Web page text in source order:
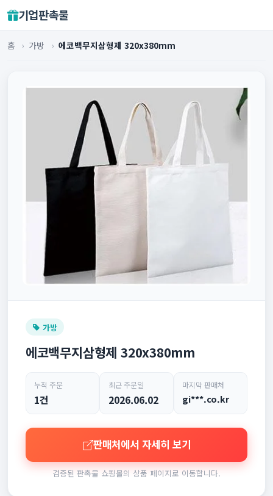
기업판촉물
홈 › 가방 › 에코백무지삼형제 320x380mm
가방
에코백무지삼형제 320x380mm
누적 주문
1건
최근 주문일
2026.06.02
마지막 판매처
gi***.co.kr
판매처에서 자세히 보기
검증된 판촉물 쇼핑몰의 상품 페이지로 이동합니다.